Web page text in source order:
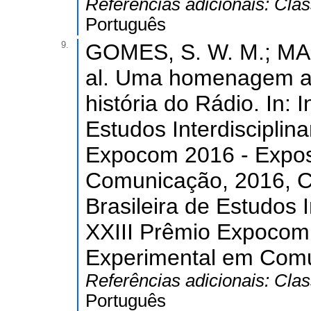
Referências adicionais:
Português
9.
GOMES, S. W. M.;
al. Uma homenagem
história do Rádio. In:
Estudos
Expocom 2016 -
Comunicação, 2016,
Brasileira de Estudos
XXIII Prêmio
Experimental em
Referências adicionais:
Português